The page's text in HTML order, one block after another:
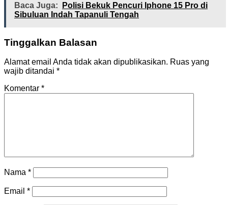
Baca Juga:
Polisi Bekuk Pencuri Iphone 15 Pro di
Sibuluan Indah Tapanuli Tengah
Tinggalkan Balasan
Alamat email Anda tidak akan dipublikasikan. Ruas yang
wajib ditandai *
Komentar *
Nama *
Email *